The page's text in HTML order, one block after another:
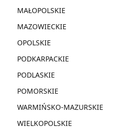
MAŁOPOLSKIE
MAZOWIECKIE
OPOLSKIE
PODKARPACKIE
PODLASKIE
POMORSKIE
WARMIŃSKO-MAZURSKIE
WIELKOPOLSKIE